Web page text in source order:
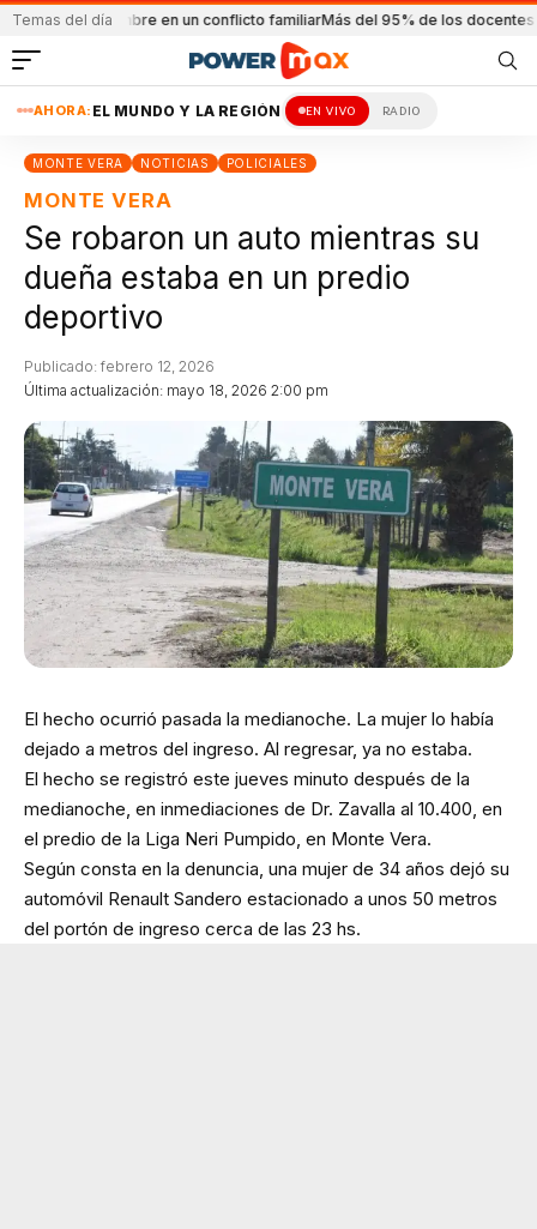
Temas del día
a un hombre en un conflicto familiarMás del 95% de los docentes
AHORA: EL MUNDO Y LA REGIÓN EN VIVO RADIO
MONTE VERA NOTICIAS POLICIALES
MONTE VERA
Se robaron un auto mientras su
dueña estaba en un predio
deportivo
Última actualización: mayo 18, 2026 2:00 pm
Publicado: febrero 12, 2026
El hecho ocurrió pasada la medianoche. La mujer lo había
dejado a metros del ingreso. Al regresar, ya no estaba.
El hecho se registró este jueves minuto después de la
medianoche, en inmediaciones de Dr. Zavalla al 10.400, en
el predio de la Liga Neri Pumpido, en Monte Vera.
Según consta en la denuncia, una mujer de 34 años dejó su
automóvil Renault Sandero estacionado a unos 50 metros
del portón de ingreso cerca de las 23 hs.